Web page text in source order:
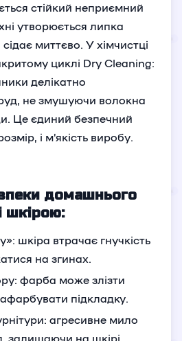
стійкий неприємний
утворюється липка
миттєво. У хімчистці
циклі Dry Cleaning:
делікатно
не змушуючи волокна
Це єдиний безпечний
і м’якість виробу.
домашнього
шкірою:
шкіра втрачає гнучкість
на згинах.
фарба може злізти
підкладку.
агресивне мило
залишаючи на шкірі